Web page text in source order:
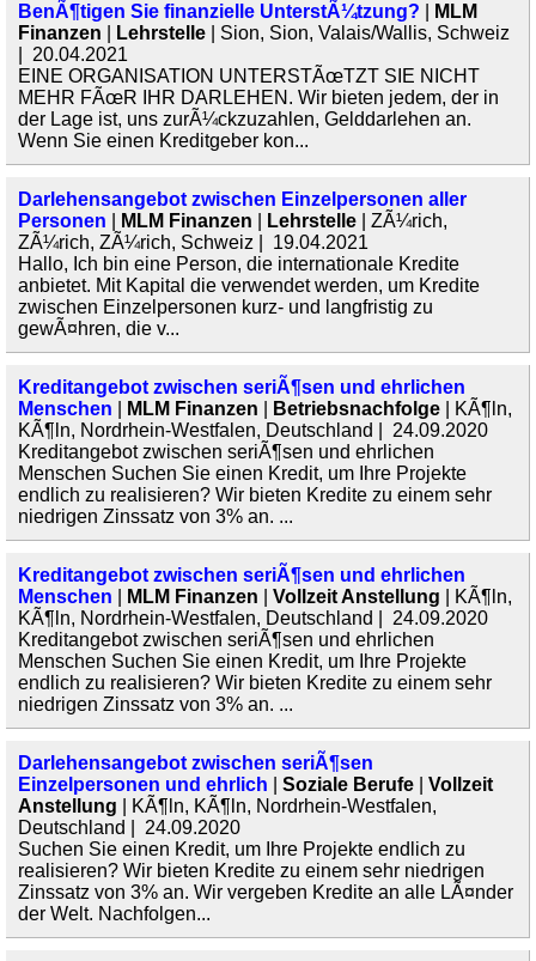
BenÃ¶tigen Sie finanzielle UnterstÃ¼tzung?
MLM
Finanzen
Lehrstelle | Sion, Sion, Valais/Wallis, Schweiz
| 20.04.2021
EINE ORGANISATION UNTERSTÃœTZT SIE NICHT
MEHR FÃœR IHR DARLEHEN. Wir bieten jedem, der in
der Lage ist, uns zurÃ¼ckzuzahlen, Gelddarlehen an.
Wenn Sie einen Kreditgeber kon...
Darlehensangebot zwischen Einzelpersonen aller
Personen
MLM Finanzen Lehrstelle | ZÃ¼rich,
ZÃ¼rich, ZÃ¼rich, Schweiz | 19.04.2021
Hallo, Ich bin eine Person, die internationale Kredite
anbietet. Mit Kapital die verwendet werden, um Kredite
zwischen Einzelpersonen kurz- und langfristig zu
gewÃ¤hren, die v...
Kreditangebot zwischen seriÃ¶sen und ehrlichen
Menschen
MLM Finanzen Betriebsnachfolge | KÃ¶ln,
KÃ¶ln, Nordrhein-Westfalen, Deutschland | 24.09.2020
Kreditangebot zwischen seriÃ¶sen und ehrlichen
Menschen Suchen Sie einen Kredit, um Ihre Projekte
endlich zu realisieren? Wir bieten Kredite zu einem sehr
niedrigen Zinssatz von 3% an. ...
Kreditangebot zwischen seriÃ¶sen und ehrlichen
Menschen
MLM Finanzen Vollzeit Anstellung | KÃ¶ln,
KÃ¶ln, Nordrhein-Westfalen, Deutschland | 24.09.2020
Kreditangebot zwischen seriÃ¶sen und ehrlichen
Menschen Suchen Sie einen Kredit, um Ihre Projekte
endlich zu realisieren? Wir bieten Kredite zu einem sehr
niedrigen Zinssatz von 3% an. ...
Darlehensangebot zwischen seriÃ¶sen
Einzelpersonen und ehrlich
Soziale Berufe
Vollzeit
Anstellung | KÃ¶ln, KÃ¶ln, Nordrhein-Westfalen,
Deutschland | 24.09.2020
Suchen Sie einen Kredit, um Ihre Projekte endlich zu
realisieren? Wir bieten Kredite zu einem sehr niedrigen
Zinssatz von 3% an. Wir vergeben Kredite an alle LÃ¤nder
der Welt. Nachfolgen...